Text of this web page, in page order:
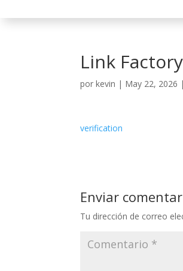
Link
porkevin | May 22, 2026
verification
Enviar
Tu dirección de correo